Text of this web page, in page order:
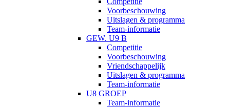
Voorbeschouwing
Uitslagen & programma
Team-informatie
GEW. U9 B
Competitie
Voorbeschouwing
Vriendschappelijk
Uitslagen & programma
Team-informatie
U8 GROEP
Team-informatie